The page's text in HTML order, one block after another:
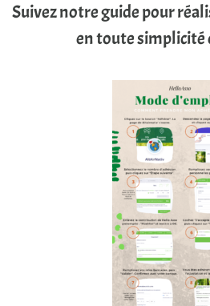
Suivez notre guide pour
en toute simplicité